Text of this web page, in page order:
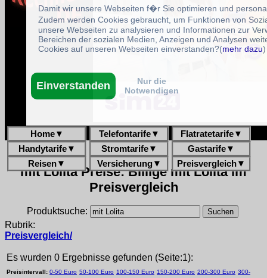
Home▼ Telefontarife▼ Flatratetarife▼
Handytarife▼ Stromtarife▼ Gastarife▼
Reisen▼ Versicherung▼ Preisvergleich▼
mit Lolita Preise: Billige mit Lolita im
Preisvergleich
Produktsuche:
Rubrik:
Preisvergleich/
Es wurden 0 Ergebnisse gefunden (Seite:1):
Preisintervall: 0-50 Euro 50-100 Euro 100-150 Euro 150-200 Euro 200-300 Euro 300-
Damit wir unsere Webseiten f�r Sie optimieren und
Zudem werden Cookies gebraucht, um Funktionen von
unsere Webseiten zu analysieren und Informationen zur
Bereichen der sozialen Medien, Anzeigen und Analysen
Cookies auf unseren Webseiten einverstanden?(mehr dazu)
Einverstanden
Nur die
Notwendigen